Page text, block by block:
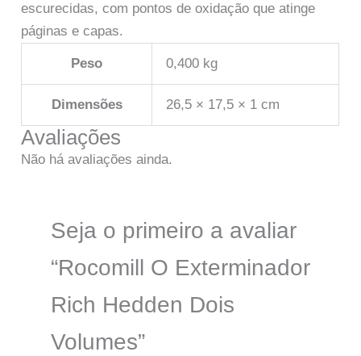
escurecidas, com pontos de oxidação que atinge
páginas e capas.
Peso 0,400 kg
Dimensões 26,5 × 17,5 × 1 cm
Avaliações
Não há avaliações ainda.
Seja o primeiro a avaliar
“Rocomill O Exterminador
Rich Hedden Dois
Volumes”